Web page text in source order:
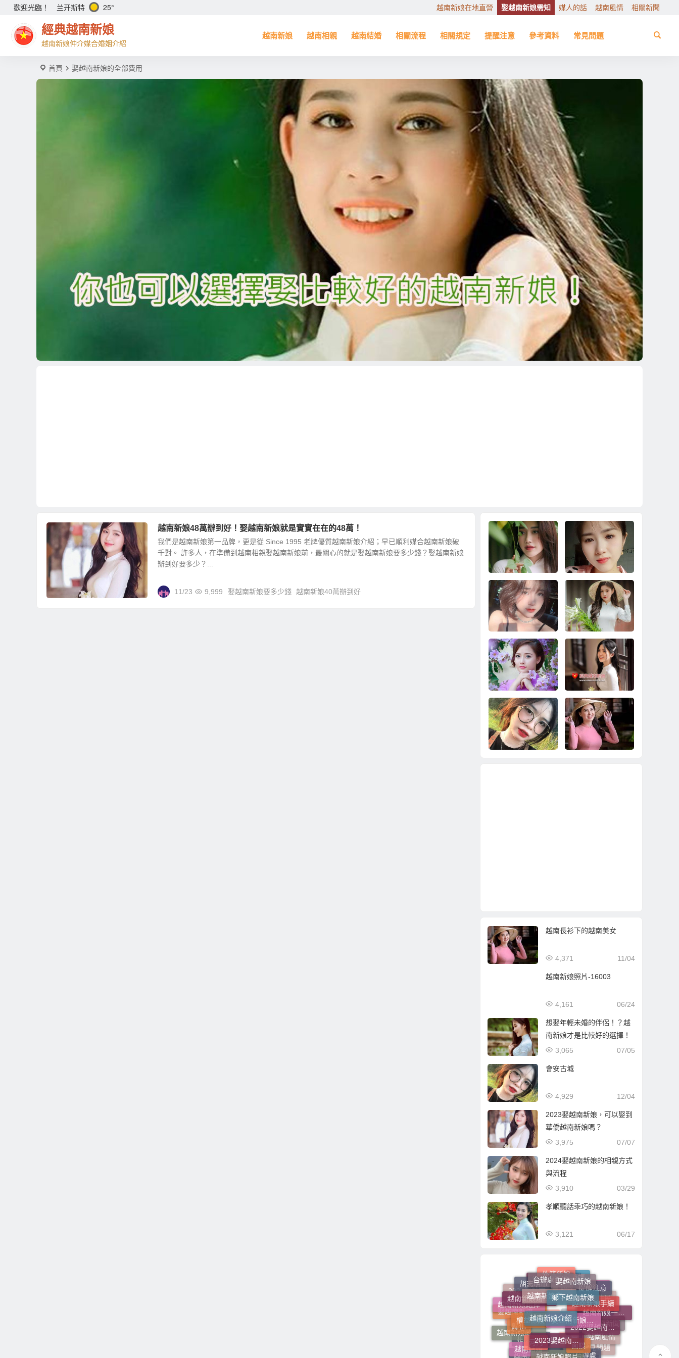
歡迎光臨！ 兰开斯特 25° 越南新娘在地直營 娶越南新娘需知 媒人的話 越南風情 相關新聞
經典越南新娘
越南新娘仲介媒合婚姻介紹
越南新娘 越南相親 越南結婚 相關流程 相關規定 提醒注意 參考資料 常見問題
首頁 娶越南新娘的全部費用
越南新娘48萬辦到好！娶越南新娘就是實實在在的48萬！
我們是越南新娘第一品牌，更是從 Since 1995 老牌優質越南新娘介紹；早已順利媒合越南新娘破
千對。 許多人，在準備到越南相親娶越南新娘前，最關心的就是娶越南新娘要多少錢？娶越南新娘
辦到好要多少？...
11/23 9,999 娶越南新娘要多少錢 越南新娘40萬辦到好
到越南相親娶越南新
娘真正快速脫離單
身、快速擁有婚姻家
2024娶越南新娘的兩
種方案
要省時省錢娶越南新
娘？還是就是娶個單
純漂亮未婚越南新
合約保障中途不加價3
1萬娶越南新娘
2023幫你介紹比較好
的越南新娘；圓滿順
利的娶個越南鄉下新
2023幫你娶到不會死
要錢、不會預謀要跑
掉的越南新娘！
越南長衫下的越南美女
11/04
4,371
越南新娘照片-16003
06/24
4,161
想娶年輕未婚的伴侶！？越
南新娘才是比較好的選擇！
07/05
3,065
會安古城
12/04
4,929
2023娶越南新娘，可以娶到
華僑越南新娘嗎？
07/07
3,975
2024娶越南新娘的相親方式
與流程
03/29
3,910
孝順聽話乖巧的越南新娘！
06/17
3,121
越南新娘照片
越南新娘
台辦處
面談
2023娶越南新娘
河內
越南結婚
越南新娘在地經營
常見問題
越南風情
2022娶越南新娘
娶越南新娘流程
越南新娘介紹
權益保護
歸化
越南新娘政府立案
相關新聞
移民署
越南店
越南新聞
越南新娘一條龍辦到好
越南新娘手續
鄉下越南新娘
越南新娘來台手續
越南新娘婚姻介紹
越南新娘跑掉
娶越南新娘費用
越南新娘第一品牌
胡志明 新移民
越南趣聞
新住民
提醒注意
娶越南新娘
台辦處面談
胡志明市
2024娶越南新娘
越南相親越南
越南新娘在地直營
養媽
外籍新娘
越南新娘婚姻媒合